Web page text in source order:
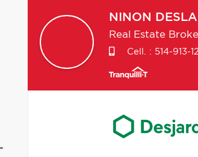
NINON
Real Estate
Cell. : 514-913-